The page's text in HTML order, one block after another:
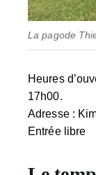
La pagode
Heures
17h00.
Adresse:
Entrée libre